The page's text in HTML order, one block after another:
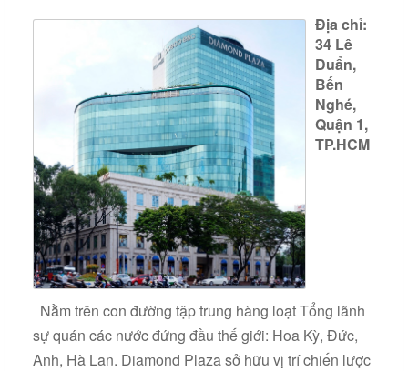
Hoạt
Chứng
Liên
hệ
Địa chỉ:
34 Lê
Duẩn,
Bến
Nghé,
Quận 1,
TP.HCM
Nằm trên con đường tập trung hàng loạt Tổng lãnh
sự quán các nước đứng đầu thế giới: Hoa Kỳ, Đức,
Anh, Hà Lan. Diamond Plaza sở hữu vị trí chiến lược